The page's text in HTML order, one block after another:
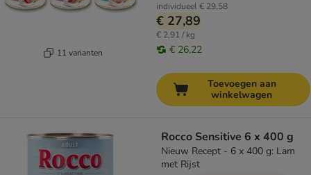
11 varianten
individueel€ 29,58
€ 27,89
€ 2,91 / kg
€ 26,22
Toevoegen aan
winkelwagen
Rocco Sensitive 6 x 400 g
Nieuw Recept - 6 x 400 g: Lam
met Rijst